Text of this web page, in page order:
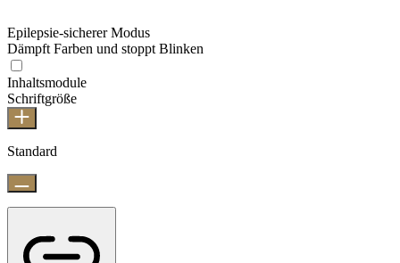
Epilepsie-sicherer Modus
Dämpft Farben und stoppt Blinken
Inhaltsmodule
Schriftgröße
Standard